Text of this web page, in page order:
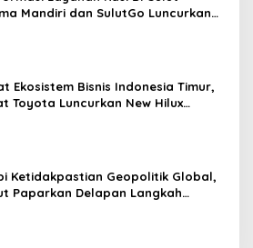
Mandiri dan SulutGo Luncurkan
Ekosistem Bisnis Indonesia Timur,
Toyota Luncurkan New Hilux
Ketidakpastian Geopolitik Global,
Paparkan Delapan Langkah